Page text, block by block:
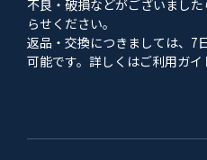
不良・破損などがございまし
らせください。
返品・交換につきましては、7
可能です。詳しくはご利用ガイ